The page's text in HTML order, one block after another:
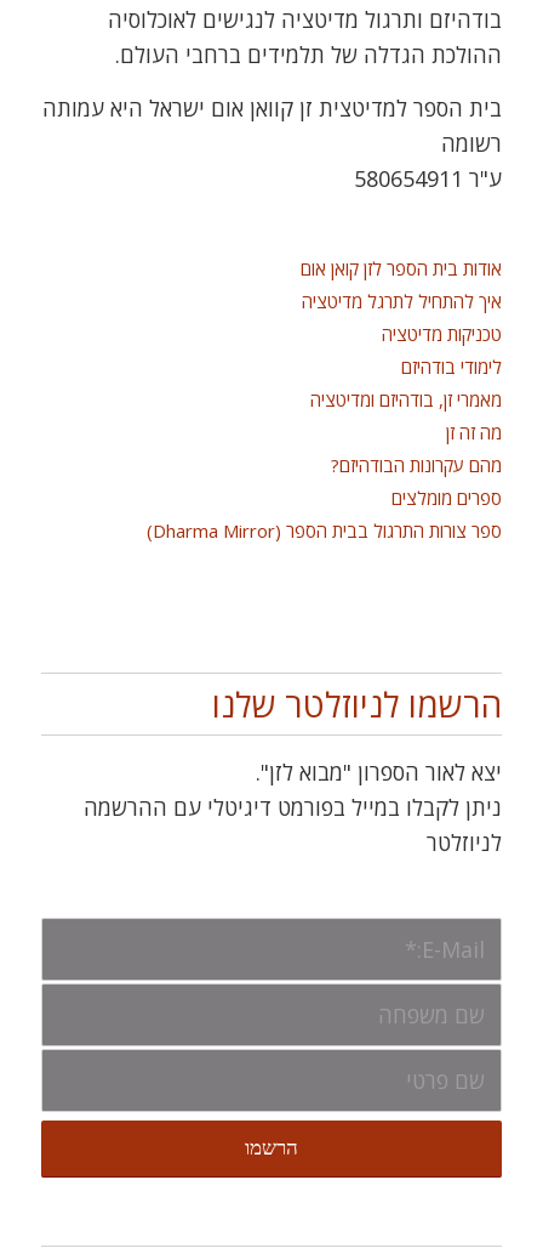
בודהיזם ותרגול מדיטציה לנגישים לאוכלוסיה
ההולכת הגדלה של תלמידים ברחבי העולם.
בית הספר למדיטצית זן קוואן אום ישראל היא עמותה
רשומה
ע"ר 580654911
אודות בית הספר לזן קואן אום
איך להתחיל לתרגל מדיטציה
טכניקות מדיטציה
לימודי בודהיזם
מאמרי זן, בודהיזם ומדיטציה
מה זה זן
מהם עקרונות הבודהיזם?
ספרים מומלצים
ספר צורות התרגול בבית הספר (Dharma Mirror)
הרשמו לניוזלטר שלנו
יצא לאור הספרון "מבוא לזן".
ניתן לקבלו במייל בפורמט דיגיטלי עם ההרשמה
לניוזלטר